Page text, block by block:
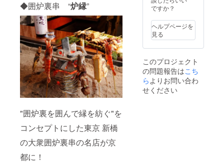
◆囲炉裏串 “炉縁”
"囲炉裏を囲んで縁を紡ぐ"を
コンセプトにした東京 新橋
の大衆囲炉裏串の名店が京
都に！
ですか？
ヘルプページを
見る
このプロジェクト
の問題報告はこち
ら よりお問い合わ
せください